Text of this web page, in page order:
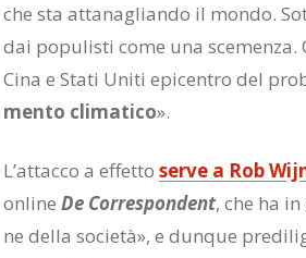
che sta at­ta­na­glian­do il mon­do.
dai po­pu­li­sti come una
Cina e Sta­ti Uni­ti epi­cen­tro del
men­to cli­ma­ti­co».
L’at­tac­co a ef­fet­to ser­ve a Rob
on­li­ne De Cor­re­spon­dent, che ha
ne del­la so­cie­tà», e dun­que